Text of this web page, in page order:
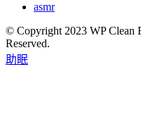
asmr
© Copyright 2023 WP Clean
Reserved.
助眠